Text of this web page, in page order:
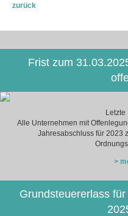
zurück
Frist zum
Letzte
Alle Unternehmen mit
Jahresabschluss für 2023
>
Grundsteuererlass